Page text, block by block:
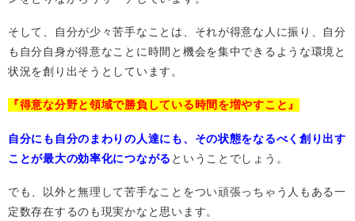
そして、自分が少々苦手なことは、それが得意な人に振り、自分
も自分自身が得意なことに時間と機会を集中できるような環境と
状況を創り出そうとしています。
『得意な分野と領域で勝負している時間を増やすこと』
自分にも自分のまわりの人達にも、その状態をなるべく創り出す
ことが最大の効率化につながる ということでしょう。
でも、以外と無理して苦手なことをつい頑張っちゃう人もある一
定数存在するのも現実かなと思います。